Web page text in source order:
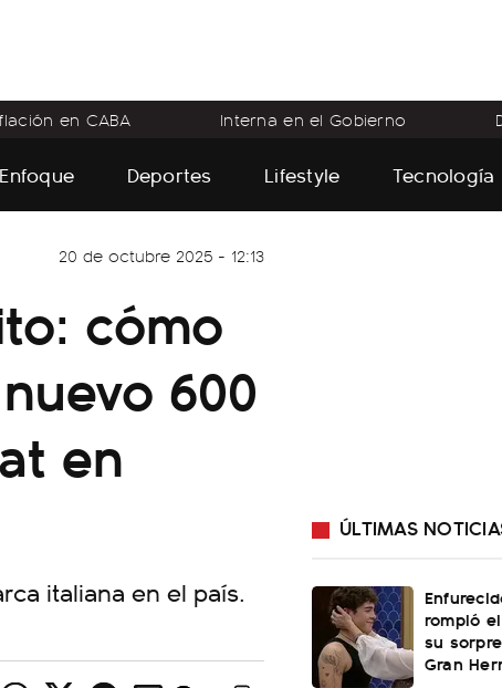
en CABA Interna en el Gobierno
Enfoque Deportes Lifestyle Tecnología
20 de octubre 2025 - 12:13
cómo
600
en
italiana en el país.
ÚLTIMAS
rompió
su
Gran